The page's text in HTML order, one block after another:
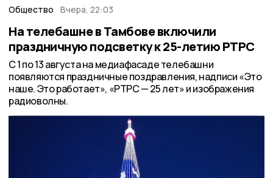
Общество Вчера, 22:03
На телебашне в Тамбове включили
праздничную подсветку к 25-летию РТРС
С 1 по 13 августа на медиафасаде телебашни
появляются праздничные поздравления, надписи «Это
наше. Это работает», «РТРС — 25 лет» и изображения
радиоволны.